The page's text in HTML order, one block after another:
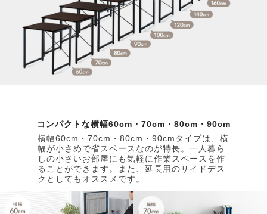
コンパクトな横幅60cm・70cm・80cm・90cm
横幅60cm・70cm・80cm・90cmタイプは、横
幅が小さめで省スペースなのが特長。一人暮ら
しの小さいお部屋にも気軽に作業スペースを作
ることができます。また、延長用のサイドデス
クとしてもオススメです。